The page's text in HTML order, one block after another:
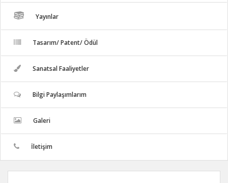
Yayınlar
Tasarım/ Patent/ Ödül
Sanatsal Faaliyetler
Bilgi Paylaşımlarım
Galeri
İletişim